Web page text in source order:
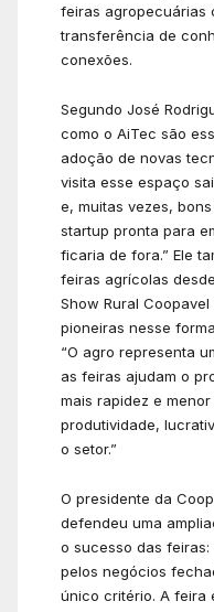
feiras agropecuárias
transferência de
conexões.
Segundo José
como o AiTec são
adoção de novas
visita esse espaço
e, muitas vezes,
startup pronta para
ficaria de fora.” Ele
feiras agrícolas
Show Rural
pioneiras nesse
“O agro representa
as feiras ajudam o
mais rapidez e
produtividade,
o setor.”
O presidente da
defendeu uma
o sucesso das feiras:
pelos negócios
único critério. A feira